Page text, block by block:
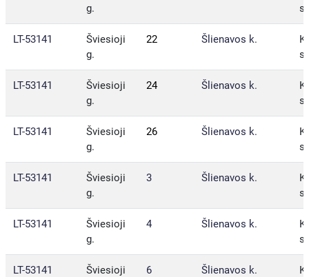
g.
LT-53141
Šviesioji
g.
22 Šlienavos k.
LT-53141
Šviesioji
g.
24 Šlienavos k.
LT-53141
Šviesioji
g.
26 Šlienavos k.
LT-53141
Šviesioji
g.
3 Šlienavos k.
LT-53141
Šviesioji
g.
4 Šlienavos k.
LT-53141
Šviesioji
6 Šlienavos k.